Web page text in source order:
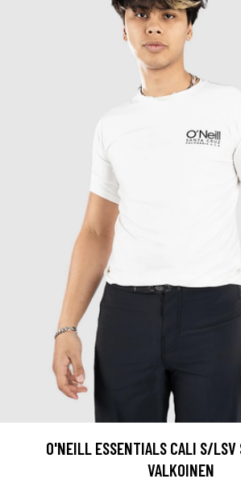
O'NEILL ESSENTIALS CALI S/LSV
VALKOINEN